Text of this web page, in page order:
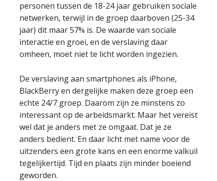
personen tussen de 18-24 jaar gebruiken sociale
netwerken, terwijl in de groep daarboven (25-34
jaar) dit maar 57% is. De waarde van sociale
interactie en groei, en de verslaving daar
omheen, moet niet te licht worden ingezien.
De verslaving aan smartphones als iPhone,
BlackBerry en dergelijke maken deze groep een
echte 24/7 groep. Daarom zijn ze minstens zo
interessant op de arbeidsmarkt. Maar het vereist
wel dat je anders met ze omgaat. Dat je ze
anders bedient. En daar licht met name voor de
uitzenders een grote kans en een enorme valkuil
tegelijkertijd. Tijd en plaats zijn minder boeiend
geworden.